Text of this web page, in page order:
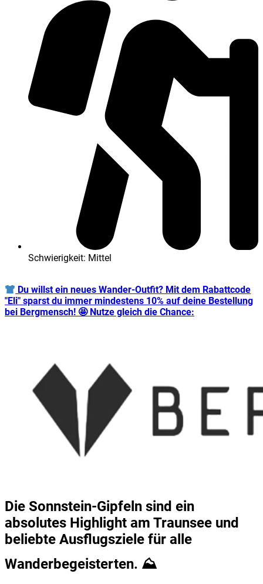
Schwierigkeit: Mittel
Du willst ein neues Wander-Outfit? Mit dem Rabattcode
"Eli" sparst du immer mindestens 10% auf deine Bestellung
bei Bergmensch! 🤩 Nutze gleich die Chance:
Die Sonnstein-Gipfeln sind ein
absolutes Highlight am Traunsee und
beliebte Ausflugsziele für alle
Wanderbegeisterten. ⛰️